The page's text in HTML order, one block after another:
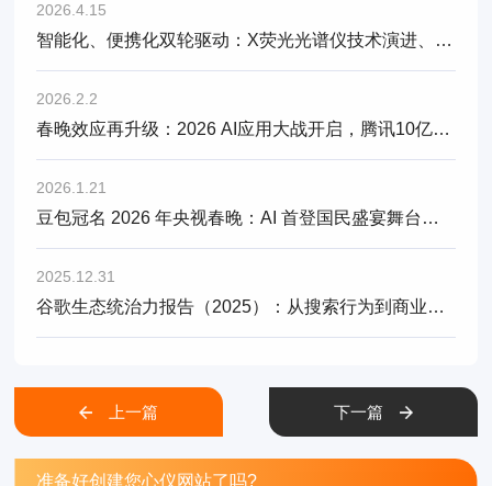
2026.4.15
智能化、便携化双轮驱动：X荧光光谱仪技术演进、市场新风口与选型建议
2026.2.2
春晚效应再升级：2026 AI应用大战开启，腾讯10亿红包、阿里30亿免单、字节押注春晚，GEO布局成关键
2026.1.21
豆包冠名 2026 年央视春晚：AI 首登国民盛宴舞台，GEO 流量布局迎黄金窗口期
2025.12.31
谷歌生态统治力报告（2025）：从搜索行为到商业闭环
上一篇 下一篇
准备好创建您心仪网站了吗?